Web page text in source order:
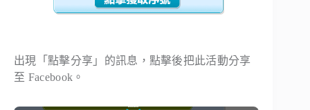
出現「點擊分享」的訊息，點擊後把此活動分享
至 Facebook。